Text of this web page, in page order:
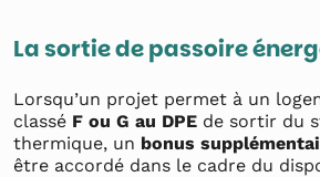
La sortie de passoire
Lorsqu’un projet permet à un
classé F ou G au DPE de sortir du
thermique, un bonus
être accordé dans le cadre du